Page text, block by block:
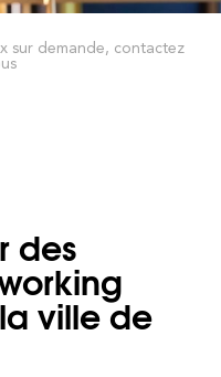
sur demande, contactez
ville de